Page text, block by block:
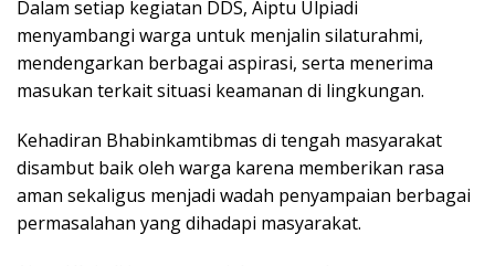
Dalam setiap kegiatan DDS, Aiptu Ulpiadi
menyambangi warga untuk menjalin silaturahmi,
mendengarkan berbagai aspirasi, serta menerima
masukan terkait situasi keamanan di lingkungan.
Kehadiran Bhabinkamtibmas di tengah masyarakat
disambut baik oleh warga karena memberikan rasa
aman sekaligus menjadi wadah penyampaian berbagai
permasalahan yang dihadapi masyarakat.